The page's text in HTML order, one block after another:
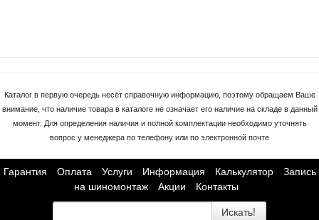
Каталог в первую очередь несёт справочную информацию, поэтому обращаем Ваше
внимание, что наличие товара в каталоге не означает его наличие на складе в данный
момент. Для определения наличия и полной комплектации необходимо уточнять
вопрос у менеджера по телефону или по электронной почте
Гарантия Оплата Услуги Информация Калькулятор
Запись
на шиномонтаж
Акции Контакты
Искать!